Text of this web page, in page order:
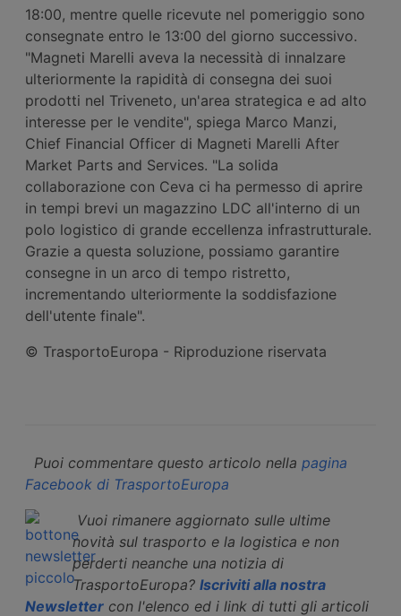
18:00, mentre quelle ricevute nel pomeriggio sono
consegnate entro le 13:00 del giorno successivo.
"Magneti Marelli aveva la necessità di innalzare
ulteriormente la rapidità di consegna dei suoi
prodotti nel Triveneto, un'area strategica e ad alto
interesse per le vendite", spiega Marco Manzi,
Chief Financial Officer di Magneti Marelli After
Market Parts and Services. "La solida
collaborazione con Ceva ci ha permesso di aprire
in tempi brevi un magazzino LDC all'interno di un
polo logistico di grande eccellenza infrastrutturale.
Grazie a questa soluzione, possiamo garantire
consegne in un arco di tempo ristretto,
incrementando ulteriormente la soddisfazione
dell'utente finale".
© TrasportoEuropa - Riproduzione riservata
Puoi commentare questo articolo nella pagina
Facebook di TrasportoEuropa
Vuoi rimanere aggiornato sulle ultime
novità sul trasporto e la logistica e non
perderti neanche una notizia di
TrasportoEuropa? Iscriviti alla nostra
Newsletter con l'elenco ed i link di tutti gli articoli